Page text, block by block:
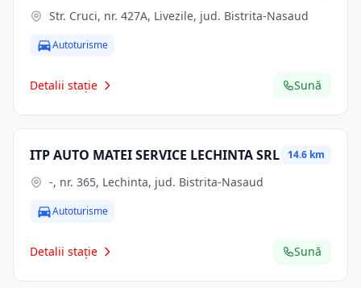
Str. Cruci, nr. 427A, Livezile, jud. Bistrita-Nasaud
Autoturisme
Detalii stație Sună
ITP AUTO MATEI SERVICE LECHINTA SRL 14.6 km
-, nr. 365, Lechinta, jud. Bistrita-Nasaud
Autoturisme
Detalii stație Sună